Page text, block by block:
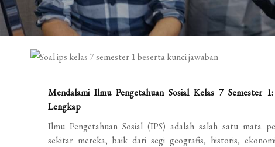
Mendalami Ilmu Pengetahuan Sosial Kelas 7 Semester
Lengkap
Ilmu Pengetahuan Sosial (IPS) adalah salah satu mata
sekitar mereka, baik dari segi geografis, historis,